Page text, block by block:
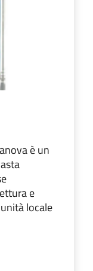
è un
e
locale